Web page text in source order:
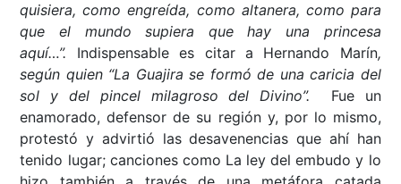
quisiera, como engreída, como altanera, como para
que el mundo supiera que hay una princesa
aquí…”. Indispensable es citar a Hernando Marín,
según quien “La Guajira se formó de una caricia del
sol y del pincel milagroso del Divino”. Fue un
enamorado, defensor de su región y, por lo mismo,
protestó y advirtió las desavenencias que ahí han
tenido lugar; canciones como La ley del embudo y lo